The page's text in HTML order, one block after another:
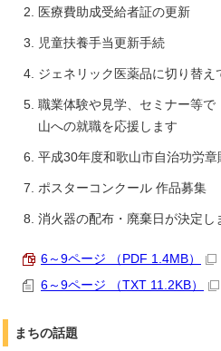
医療費助成受給者証の更新
児童扶養手当更新手続
ジェネリック医薬品に切り替え
職業体験や見学、セミナー等
山への就職を応援します
平成30年度和歌山市自治功労章
ポスターコンクール 作品募集
消火器の配布・廃棄日が決定し
6～9ページ （PDF 1.4MB）
6～9ページ （TXT 11.2KB）
まちの話題